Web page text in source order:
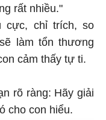
rất nhiều."
cực, chỉ trích, so
làm tổn thương
cảm thấy tự ti.
rõ ràng: Hãy giải
cho con hiểu.